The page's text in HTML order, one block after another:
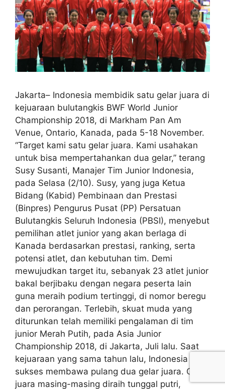
Jakarta– Indonesia membidik satu gelar juara di
kejuaraan bulutangkis BWF World Junior
Championship 2018, di Markham Pan Am
Venue, Ontario, Kanada, pada 5-18 November.
“Target kami satu gelar juara. Kami usahakan
untuk bisa mempertahankan dua gelar,” terang
Susy Susanti, Manajer Tim Junior Indonesia,
pada Selasa (2/10). Susy, yang juga Ketua
Bidang (Kabid) Pembinaan dan Prestasi
(Binpres) Pengurus Pusat (PP) Persatuan
Bulutangkis Seluruh Indonesia (PBSI), menyebut
pemilihan atlet junior yang akan berlaga di
Kanada berdasarkan prestasi, ranking, serta
potensi atlet, dan kebutuhan tim. Demi
mewujudkan target itu, sebanyak 23 atlet junior
bakal berjibaku dengan negara peserta lain
guna meraih podium tertinggi, di nomor beregu
dan perorangan. Terlebih, skuat muda yang
diturunkan telah memiliki pengalaman di tim
junior Merah Putih, pada Asia Junior
Championship 2018, di Jakarta, Juli lalu. Saat
kejuaraan yang sama tahun lalu, Indonesia
sukses membawa pulang dua gelar juara. Gelar
juara masing-masing diraih tunggal putri,